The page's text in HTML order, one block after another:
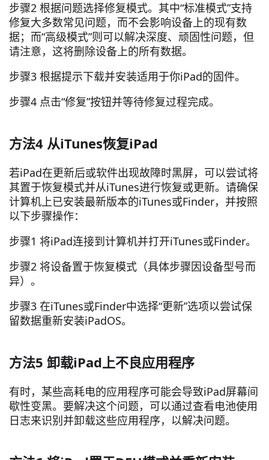
步骤2 根据问题选择修复模式。其中“标准模式”支持
修复大多数常见问题，而不会影响设备上的现有数
据；而“高级模式”则可以解决深度、顽固性问题，但
请注意，这将删除设备上的所有数据。
步骤3 根据提示下载并安装适用于你iPad的固件。
步骤4 点击“修复”按钮并等待修复过程完成。
方法4 从iTunes恢复iPad
若iPad在更新后或软件出现故障时黑屏，可以尝试将
其置于恢复模式并从iTunes进行恢复或更新。请确保
计算机上已安装最新版本的iTunes或Finder，并按照
以下步骤操作：
步骤1 将iPad连接到计算机并打开iTunes或Finder。
步骤2 将设备置于恢复模式（具体步骤因设备型号而
异）。
步骤3 在iTunes或Finder中选择“更新”选项以尝试保
留数据重新安装iPadOS。
方法5 卸载iPad上不良应用程序
有时，某些高耗电的应用程序可能会导致iPad屏幕间
歇性变黑。要解决这个问题，可以通过查看电池使用
日志来识别并卸载这些应用程序，以解决问题。